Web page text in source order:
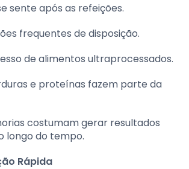
sente após as refeições.
frequentes de disposição.
de alimentos ultraprocessados.
e proteínas fazem parte da
costumam gerar resultados
longo do tempo.
Rápida